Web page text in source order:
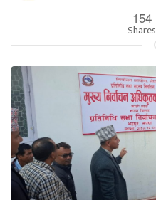
154
Shares